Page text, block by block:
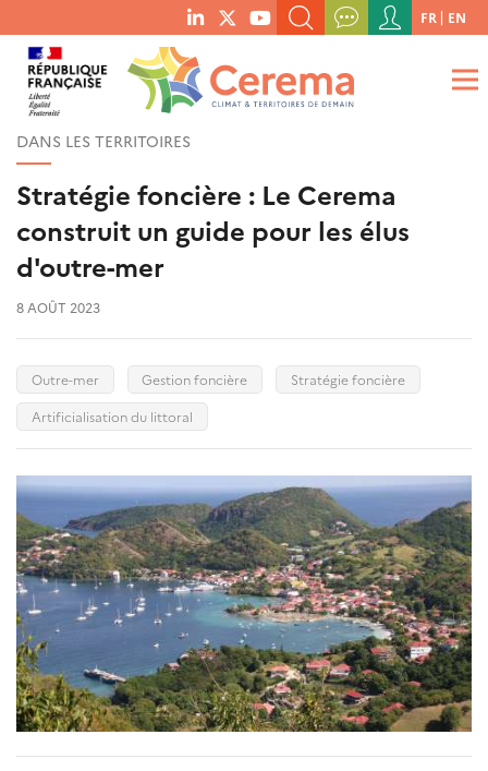
menu
social
links
RECHERCHER UN MOT-CLÉ, UNE PUBLICATION, ETC.
QUE RECHERCHEZ-VOUS ?
Menu
du
compte
de
FR EN
DANS LES TERRITOIRES
Stratégie foncière : Le Cerema
construit un guide pour les élus
d'outre-mer
8 AOÛT 2023
Outre-mer Gestion foncière
Stratégie foncière
Artificialisation du littoral